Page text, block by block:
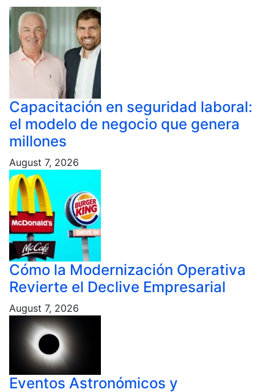
Capacitación en seguridad laboral:
el modelo de negocio que genera
millones
August 7, 2026
Cómo la Modernización Operativa
Revierte el Declive Empresarial
August 7, 2026
Eventos Astronómicos y